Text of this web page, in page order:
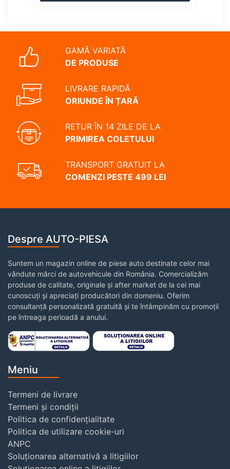
GAMĂ VARIATĂ
DE PRODUSE
LIVRARE RAPIDĂ
ORIUNDE ÎN ȚARĂ
RETUR ÎN 14 ZILE DE LA
PRIMIREA COLETULUI
TRANSPORT GRATUIT LA
COMENZI PESTE 499 LEI
Despre AUTO-PIESA
Suntem un magazin online de piese auto destinate celor mai
vândute mărci de autovehicule din România. Comercializăm
produse de calitate, originale și after market de la cei mai
cunoscuți și apreciați producători din domeniu. Oferim
consultanță personalizată gratuită și te întâmpinăm cu promoții
pe întreaga perioadă a anului.
Meniu
Termeni de livrare
Termeni și condiții
Politica de confidențialitate
Politica de utilizare cookie-uri
ANPC
Soluționarea alternativă a litigiilor